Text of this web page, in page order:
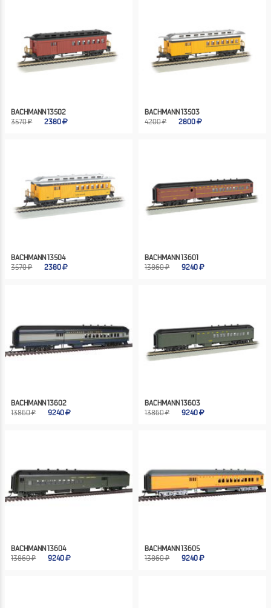
BACHMANN 13502
3570 ₽
2380
BACHMANN 13503
4200 ₽
2800
BACHMANN 13504
3570 ₽
2380
BACHMANN 13601
13860 ₽
9240
BACHMANN 13602
13860 ₽
9240
BACHMANN 13603
13860 ₽
9240
BACHMANN 13604
13860 ₽
9240
BACHMANN 13605
13860 ₽
9240